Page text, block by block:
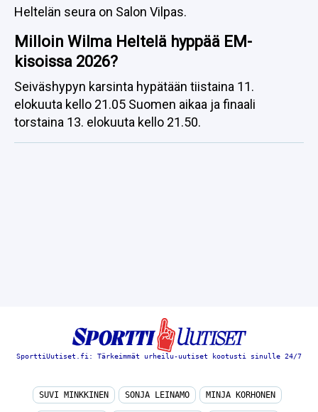
Heltelän seura on Salon Vilpas.
Milloin Wilma Heltelä hyppää EM-
kisoissa 2026?
Seiväshypyn karsinta hypätään tiistaina 11.
elokuuta kello 21.05 Suomen aikaa ja finaali
torstaina 13. elokuuta kello 21.50.
SporttiUutiset.fi: Tärkeimmät urheilu-uutiset kootusti sinulle 24/7
SUVI MINKKINEN SONJA LEINAMO MINJA KORHONEN